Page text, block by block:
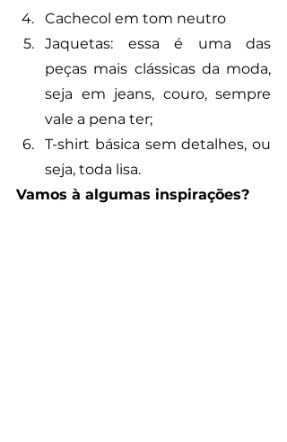
Cachecol em tom neutro
Jaquetas: essa é uma das
peças mais clássicas da moda,
seja em jeans, couro, sempre
vale a pena ter;
T-shirt básica sem detalhes, ou
seja, toda lisa.
Vamos à algumas inspirações?